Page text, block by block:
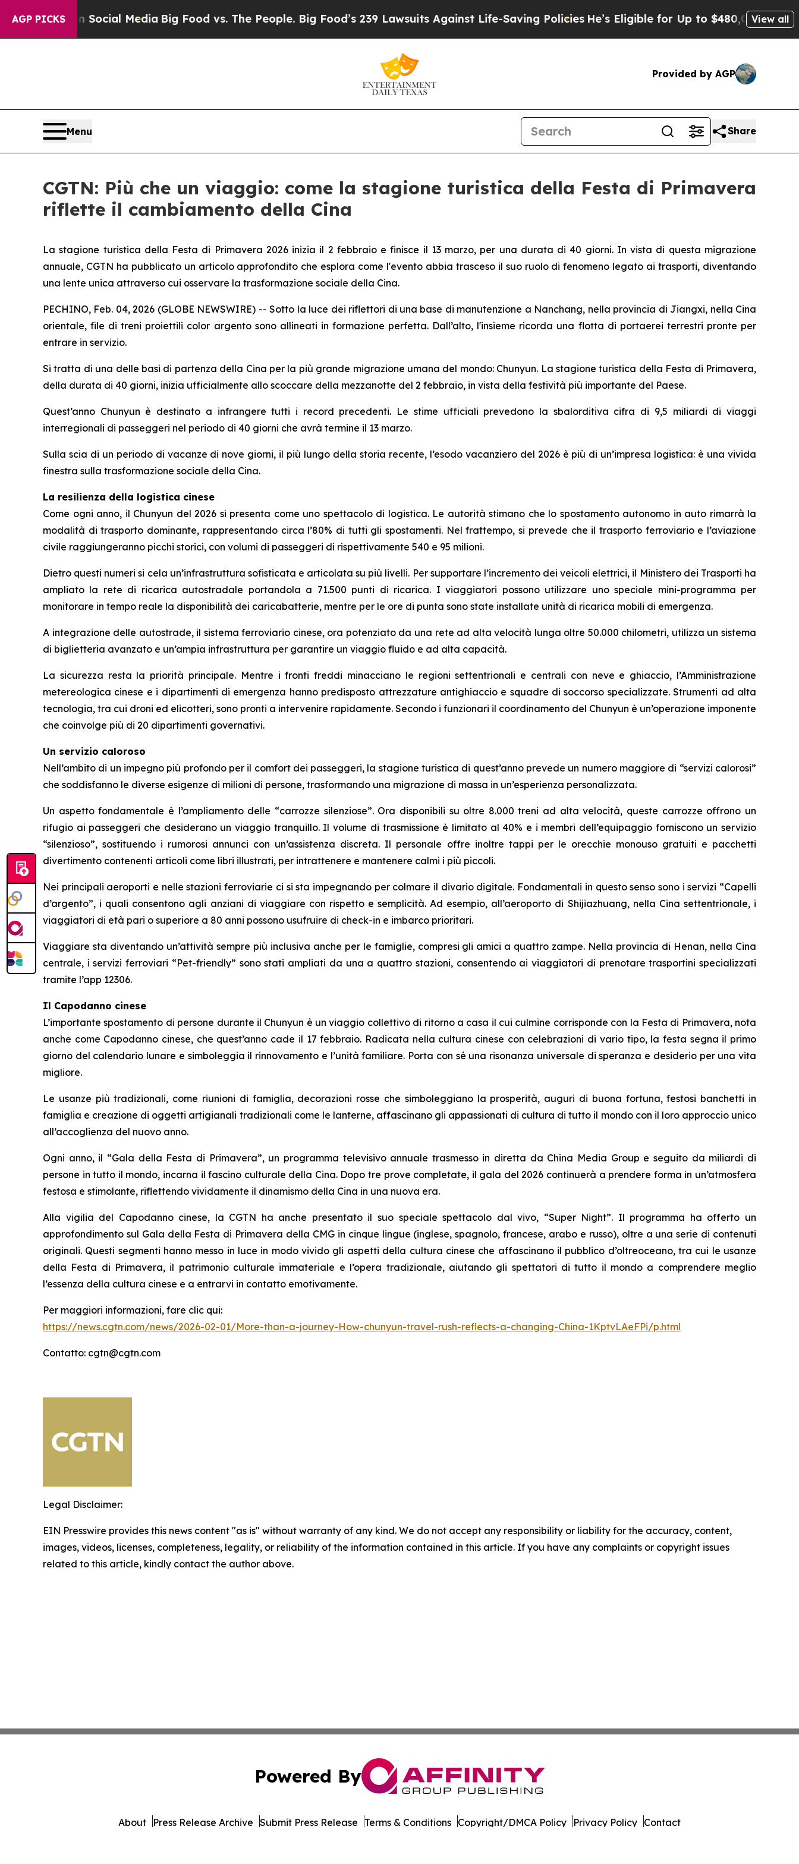
AGP PICKS
on Social Media Big Food vs. The People. Big Food’s 239 Lawsuits Against Life-Saving PoliciesHe’s Eligible for Up to $480,000 After Being
View all
Provided by AGP
Menu Share
CGTN: Più che un viaggio: come la stagione turistica della Festa di Primavera
riflette il cambiamento della Cina
La stagione turistica della Festa di Primavera 2026 inizia il 2 febbraio e finisce il 13 marzo, per una durata di 40 giorni. In vista di questa migrazione
annuale, CGTN ha pubblicato un articolo approfondito che esplora come l'evento abbia trasceso il suo ruolo di fenomeno legato ai trasporti, diventando
una lente unica attraverso cui osservare la trasformazione sociale della Cina.
PECHINO, Feb. 04, 2026 (GLOBE NEWSWIRE) -- Sotto la luce dei riflettori di una base di manutenzione a Nanchang, nella provincia di Jiangxi, nella Cina
orientale, file di treni proiettili color argento sono allineati in formazione perfetta. Dall’alto, l'insieme ricorda una flotta di portaerei terrestri pronte per
entrare in servizio.
Si tratta di una delle basi di partenza della Cina per la più grande migrazione umana del mondo: Chunyun. La stagione turistica della Festa di Primavera,
della durata di 40 giorni, inizia ufficialmente allo scoccare della mezzanotte del 2 febbraio, in vista della festività più importante del Paese.
Quest’anno Chunyun è destinato a infrangere tutti i record precedenti. Le stime ufficiali prevedono la sbalorditiva cifra di 9,5 miliardi di viaggi
interregionali di passeggeri nel periodo di 40 giorni che avrà termine il 13 marzo.
Sulla scia di un periodo di vacanze di nove giorni, il più lungo della storia recente, l’esodo vacanziero del 2026 è più di un’impresa logistica: è una vivida
finestra sulla trasformazione sociale della Cina.
La resilienza della logistica cinese
Come ogni anno, il Chunyun del 2026 si presenta come uno spettacolo di logistica. Le autorità stimano che lo spostamento autonomo in auto rimarrà la
modalità di trasporto dominante, rappresentando circa l’80% di tutti gli spostamenti. Nel frattempo, si prevede che il trasporto ferroviario e l’aviazione
civile raggiungeranno picchi storici, con volumi di passeggeri di rispettivamente 540 e 95 milioni.
Dietro questi numeri si cela un’infrastruttura sofisticata e articolata su più livelli. Per supportare l’incremento dei veicoli elettrici, il Ministero dei Trasporti ha
ampliato la rete di ricarica autostradale portandola a 71.500 punti di ricarica. I viaggiatori possono utilizzare uno speciale mini-programma per
monitorare in tempo reale la disponibilità dei caricabatterie, mentre per le ore di punta sono state installate unità di ricarica mobili di emergenza.
A integrazione delle autostrade, il sistema ferroviario cinese, ora potenziato da una rete ad alta velocità lunga oltre 50.000 chilometri, utilizza un sistema
di biglietteria avanzato e un’ampia infrastruttura per garantire un viaggio fluido e ad alta capacità.
La sicurezza resta la priorità principale. Mentre i fronti freddi minacciano le regioni settentrionali e centrali con neve e ghiaccio, l’Amministrazione
metereologica cinese e i dipartimenti di emergenza hanno predisposto attrezzature antighiaccio e squadre di soccorso specializzate. Strumenti ad alta
tecnologia, tra cui droni ed elicotteri, sono pronti a intervenire rapidamente. Secondo i funzionari il coordinamento del Chunyun è un’operazione imponente
che coinvolge più di 20 dipartimenti governativi.
Un servizio caloroso
Nell’ambito di un impegno più profondo per il comfort dei passeggeri, la stagione turistica di quest’anno prevede un numero maggiore di “servizi calorosi”
che soddisfanno le diverse esigenze di milioni di persone, trasformando una migrazione di massa in un’esperienza personalizzata.
Un aspetto fondamentale è l’ampliamento delle “carrozze silenziose”. Ora disponibili su oltre 8.000 treni ad alta velocità, queste carrozze offrono un
rifugio ai passeggeri che desiderano un viaggio tranquillo. Il volume di trasmissione è limitato al 40% e i membri dell’equipaggio forniscono un servizio
“silenzioso”, sostituendo i rumorosi annunci con un’assistenza discreta. Il personale offre inoltre tappi per le orecchie monouso gratuiti e pacchetti
divertimento contenenti articoli come libri illustrati, per intrattenere e mantenere calmi i più piccoli.
Nei principali aeroporti e nelle stazioni ferroviarie ci si sta impegnando per colmare il divario digitale. Fondamentali in questo senso sono i servizi “Capelli
d’argento”, i quali consentono agli anziani di viaggiare con rispetto e semplicità. Ad esempio, all’aeroporto di Shijiazhuang, nella Cina settentrionale, i
viaggiatori di età pari o superiore a 80 anni possono usufruire di check-in e imbarco prioritari.
Viaggiare sta diventando un’attività sempre più inclusiva anche per le famiglie, compresi gli amici a quattro zampe. Nella provincia di Henan, nella Cina
centrale, i servizi ferroviari “Pet-friendly” sono stati ampliati da una a quattro stazioni, consentendo ai viaggiatori di prenotare trasportini specializzati
tramite l’app 12306.
Il Capodanno cinese
L’importante spostamento di persone durante il Chunyun è un viaggio collettivo di ritorno a casa il cui culmine corrisponde con la Festa di Primavera, nota
anche come Capodanno cinese, che quest’anno cade il 17 febbraio. Radicata nella cultura cinese con celebrazioni di vario tipo, la festa segna il primo
giorno del calendario lunare e simboleggia il rinnovamento e l’unità familiare. Porta con sé una risonanza universale di speranza e desiderio per una vita
migliore.
Le usanze più tradizionali, come riunioni di famiglia, decorazioni rosse che simboleggiano la prosperità, auguri di buona fortuna, festosi banchetti in
famiglia e creazione di oggetti artigianali tradizionali come le lanterne, affascinano gli appassionati di cultura di tutto il mondo con il loro approccio unico
all’accoglienza del nuovo anno.
Ogni anno, il “Gala della Festa di Primavera”, un programma televisivo annuale trasmesso in diretta da China Media Group e seguito da miliardi di
persone in tutto il mondo, incarna il fascino culturale della Cina. Dopo tre prove completate, il gala del 2026 continuerà a prendere forma in un’atmosfera
festosa e stimolante, riflettendo vividamente il dinamismo della Cina in una nuova era.
Alla vigilia del Capodanno cinese, la CGTN ha anche presentato il suo speciale spettacolo dal vivo, “Super Night”. Il programma ha offerto un
approfondimento sul Gala della Festa di Primavera della CMG in cinque lingue (inglese, spagnolo, francese, arabo e russo), oltre a una serie di contenuti
originali. Questi segmenti hanno messo in luce in modo vivido gli aspetti della cultura cinese che affascinano il pubblico d’oltreoceano, tra cui le usanze
della Festa di Primavera, il patrimonio culturale immateriale e l’opera tradizionale, aiutando gli spettatori di tutto il mondo a comprendere meglio
l’essenza della cultura cinese e a entrarvi in contatto emotivamente.
Per maggiori informazioni, fare clic qui:
https://news.cgtn.com/news/2026-02-01/More-than-a-journey-How-chunyun-travel-rush-reflects-a-changing-China-1KptvLAeFPi/p.html
Contatto: cgtn@cgtn.com
Legal Disclaimer:
EIN Presswire provides this news content "as is" without warranty of any kind. We do not accept any responsibility or liability for the accuracy, content,
images, videos, licenses, completeness, legality, or reliability of the information contained in this article. If you have any complaints or copyright issues
related to this article, kindly contact the author above.
Powered By
About Press Release Archive Submit Press Release Terms & Conditions Copyright/DMCA Policy Privacy Policy Contact